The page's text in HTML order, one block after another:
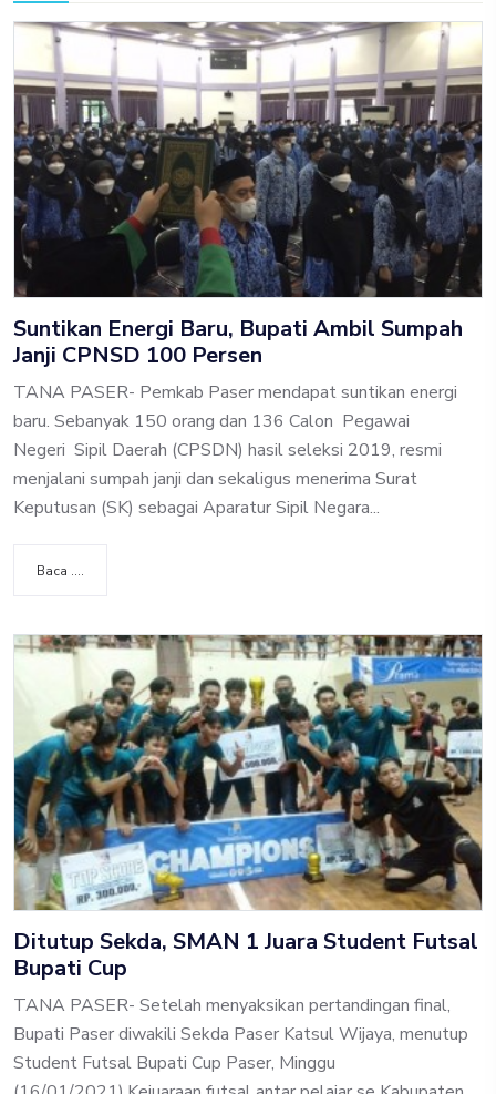
Suntikan Energi Baru, Bupati Ambil Sumpah
Janji CPNSD 100 Persen
TANA PASER- Pemkab Paser mendapat suntikan energi
baru. Sebanyak 150 orang dan 136 Calon Pegawai
Negeri Sipil Daerah (CPSDN) hasil seleksi 2019, resmi
menjalani sumpah janji dan sekaligus menerima Surat
Keputusan (SK) sebagai Aparatur Sipil Negara...
Baca ....
Ditutup Sekda, SMAN 1 Juara Student Futsal
Bupati Cup
TANA PASER- Setelah menyaksikan pertandingan final,
Bupati Paser diwakili Sekda Paser Katsul Wijaya, menutup
Student Futsal Bupati Cup Paser, Minggu